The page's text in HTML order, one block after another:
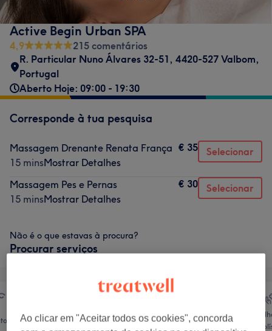
Active Begin Urban SPA
4,9
215 comentários
R. Particular Nuno Álvares 32-51, 4420-527 Valbom,
Portugal
Aberto Hoje: 09:00 - 19:30
Corresponde à tua pesquisa
Massagem Drenante Renata França
15 minsMostrar Detalhes
€ 35 Selecionar
Massagem Pes e Pernas
15 minsMostrar Detalhes
€ 30 Selecionar
Não é o que estavas à procura?
Procurar serviços
Facial Massagem
Tratamento
Ao clicar em "Aceitar todos os cookies", concorda